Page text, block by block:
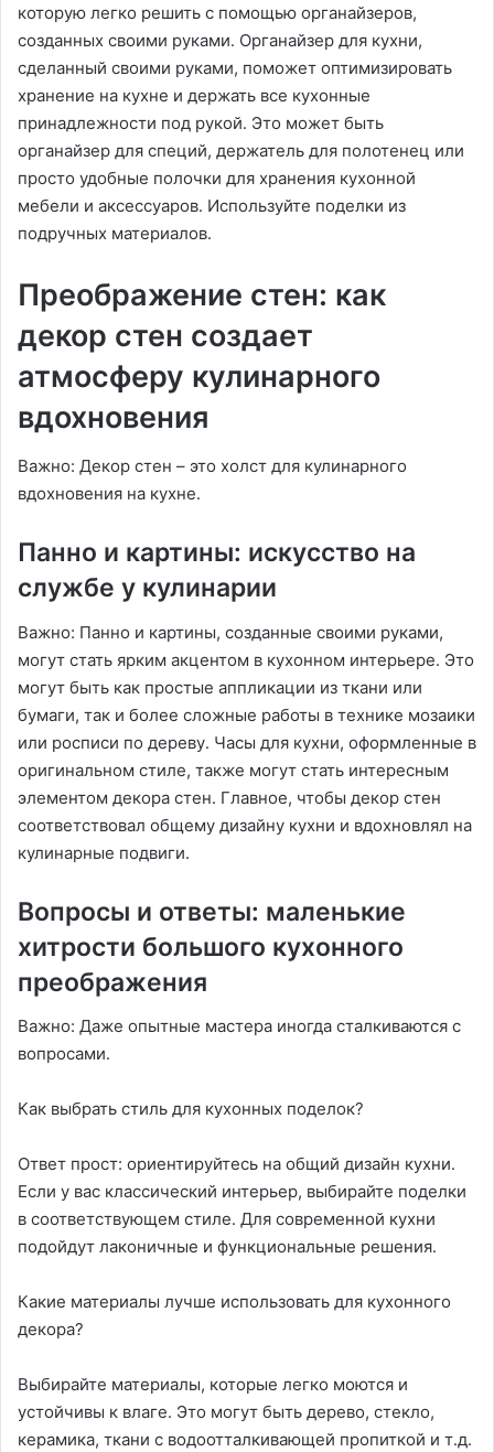
которую легко решить с помощью органайзеров,
созданных своими руками․ Органайзер для кухни,
сделанный своими руками, поможет оптимизировать
хранение на кухне и держать все кухонные
принадлежности под рукой․ Это может быть
органайзер для специй, держатель для полотенец или
просто удобные полочки для хранения кухонной
мебели и аксессуаров․ Используйте поделки из
подручных материалов․
Преображение стен: как
декор стен создает
атмосферу кулинарного
вдохновения
Важно: Декор стен – это холст для кулинарного
вдохновения на кухне․
Панно и картины: искусство на
службе у кулинарии
Важно: Панно и картины, созданные своими руками,
могут стать ярким акцентом в кухонном интерьере․ Это
могут быть как простые аппликации из ткани или
бумаги, так и более сложные работы в технике мозаики
или росписи по дереву․ Часы для кухни, оформленные в
оригинальном стиле, также могут стать интересным
элементом декора стен․ Главное, чтобы декор стен
соответствовал общему дизайну кухни и вдохновлял на
кулинарные подвиги․
Вопросы и ответы: маленькие
хитрости большого кухонного
преображения
Важно: Даже опытные мастера иногда сталкиваются с
вопросами․
Как выбрать стиль для кухонных поделок?
Ответ прост: ориентируйтесь на общий дизайн кухни․
Если у вас классический интерьер, выбирайте поделки
в соответствующем стиле․ Для современной кухни
подойдут лаконичные и функциональные решения․
Какие материалы лучше использовать для кухонного
декора?
Выбирайте материалы, которые легко моются и
устойчивы к влаге․ Это могут быть дерево, стекло,
керамика, ткани с водоотталкивающей пропиткой и т․д․